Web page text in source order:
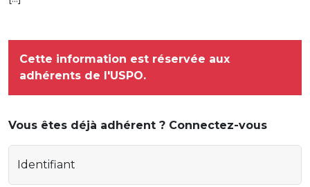
Cette information est réservée aux
adhérents de l'USPO.
Vous êtes déjà adhérent ? Connectez-vous
Identifiant